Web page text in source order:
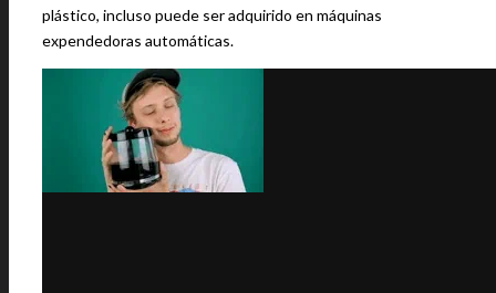
plástico, incluso puede ser adquirido en máquinas
expendedoras automáticas.